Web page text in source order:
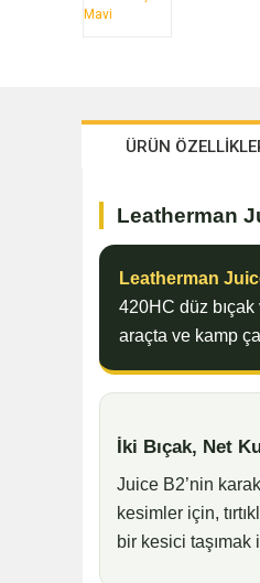
ÜRÜN
Leatherman
Leatherman
420HC düz bıçak
araçta ve kamp
İki Bıçak, Net
Juice B2’nin
kesimler için,
bir kesici taşımak